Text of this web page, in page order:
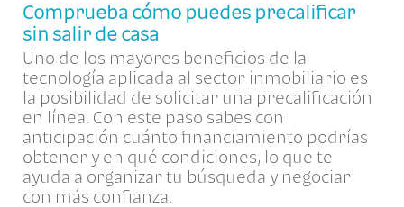
Comprueba cómo puedes precalificar
sin salir de casa
Uno de los mayores beneficios de la
tecnología aplicada al sector inmobiliario es
la posibilidad de solicitar una precalificación
en línea. Con este paso sabes con
anticipación cuánto financiamiento podrías
obtener y en qué condiciones, lo que te
ayuda a organizar tu búsqueda y negociar
con más confianza.